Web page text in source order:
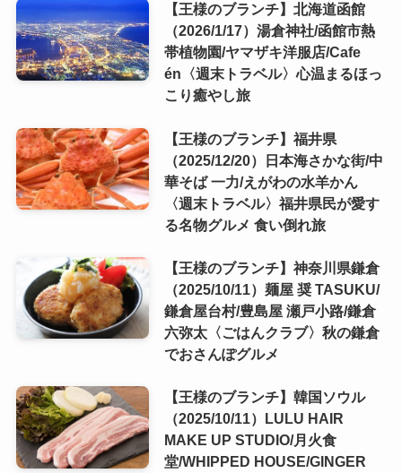
【王様のブランチ】北海道函館
（2026/1/17）湯倉神社/函館市熱
帯植物園/ヤマザキ洋服店/Cafe
én〈週末トラベル〉心温まるほっ
こり癒やし旅
【王様のブランチ】福井県
（2025/12/20）日本海さかな街/中
華そば 一力/えがわの水羊かん
〈週末トラベル〉福井県民が愛す
る名物グルメ 食い倒れ旅
【王様のブランチ】神奈川県鎌倉
（2025/10/11）麺屋 奨 TASUKU/
鎌倉屋台村/豊島屋 瀬戸小路/鎌倉
六弥太〈ごはんクラブ〉秋の鎌倉
でおさんぽグルメ
【王様のブランチ】韓国ソウル
（2025/10/11）LULU HAIR
MAKE UP STUDIO/月火食
堂/WHIPPED HOUSE/GINGER